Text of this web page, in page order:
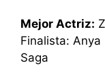
Mejor Actriz:
Finalista:
Saga